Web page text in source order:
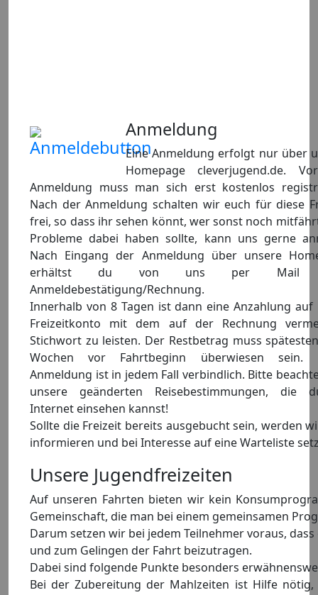
Anmeldung
Eine Anmeldung erfolgt nur über
Homepage cleverjugend.de.
Anmeldung muss man sich erst kostenlos
Nach der Anmeldung schalten wir euch für diese
frei, so dass ihr sehen könnt, wer sonst noch
Probleme dabei haben sollte, kann uns gerne
Nach Eingang der Anmeldung über unsere
erhältst du von uns per Mail
Anmeldebestätigung/Rechnung.
Innerhalb von 8 Tagen ist dann eine Anzahlung auf
Freizeitkonto mit dem auf der Rechnung
Stichwort zu leisten. Der Restbetrag muss
Wochen vor Fahrtbeginn überwiesen sein.
Anmeldung ist in jedem Fall verbindlich. Bitte
unsere geänderten Reisebestimmungen, die
Internet einsehen kannst!
Sollte die Freizeit bereits ausgebucht sein, werden
informieren und bei Interesse auf eine Warteliste
Unsere Jugendfreizeiten
Auf unseren Fahrten bieten wir kein
Gemeinschaft, die man bei einem gemeinsamen
Darum setzen wir bei jedem Teilnehmer voraus,
und zum Gelingen der Fahrt beizutragen.
Dabei sind folgende Punkte besonders
Bei der Zubereitung der Mahlzeiten ist Hilfe